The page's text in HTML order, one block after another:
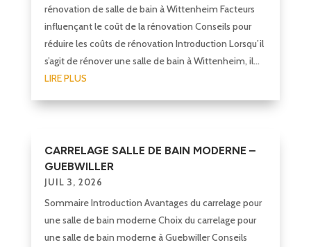
rénovation de salle de bain à Wittenheim Facteurs
influençant le coût de la rénovation Conseils pour
réduire les coûts de rénovation Introduction Lorsqu’il
s’agit de rénover une salle de bain à Wittenheim, il...
LIRE PLUS
CARRELAGE SALLE DE BAIN MODERNE –
GUEBWILLER
JUIL 3, 2026
Sommaire Introduction Avantages du carrelage pour
une salle de bain moderne Choix du carrelage pour
une salle de bain moderne à Guebwiller Conseils